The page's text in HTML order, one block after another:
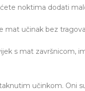
noktima dodati
mat učinak bez
s mat završnicom,
učinkom. Oni